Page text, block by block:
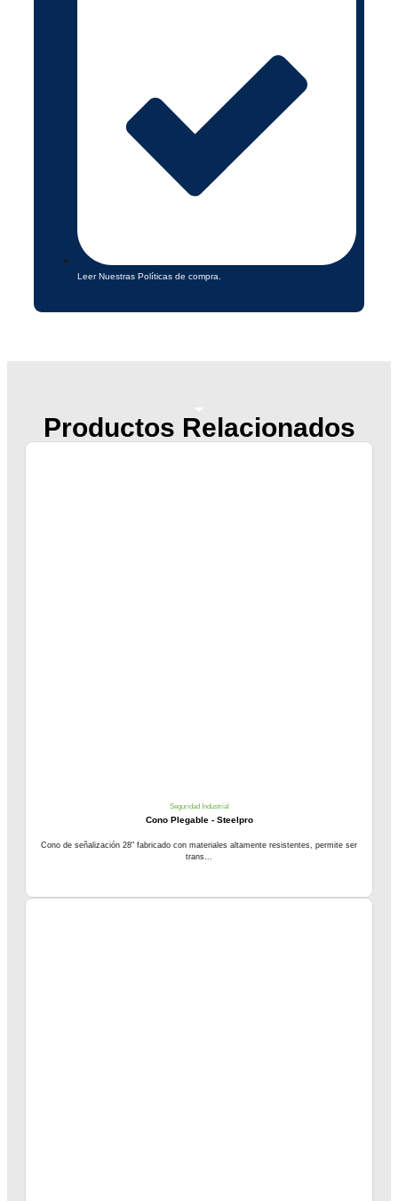
Leer Nuestras Políticas de compra.
Productos Relacionados
Seguridad Industrial
Cono Plegable - Steelpro
Cono de señalización 28" fabricado con materiales altamente resistentes, permite ser
trans...